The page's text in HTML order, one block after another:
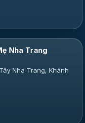
Nha Trang
Nha Trang, Khánh